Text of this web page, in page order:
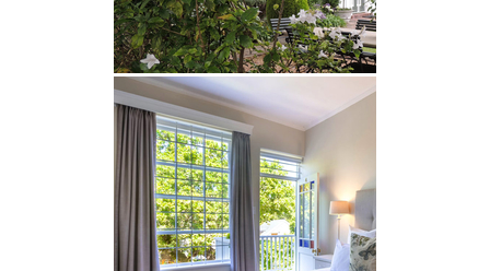
Geschäfte sind bequem zu Fuß erreichbar.
• Babysitter nach Vereinbarung
AKTIVITÄTEN UND ATTRAKTIONEN
NewlandsCricket und Rugby Stadien und die
Universität von Kapstadt sind zu Fuß erreichbar
und der Shuttle-Bus von und nach UCT hat sogar
einen Abholpunkt außerhalb der Lodge. Geschäfte,
Restaurants, eine Apotheke und öffentliche
Verkehrsmittel erreichen Sie von der Sandown
Lodge bequem zu Fuß.